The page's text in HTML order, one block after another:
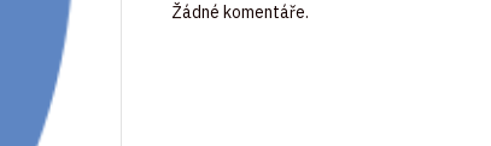
Žádné komentáře.